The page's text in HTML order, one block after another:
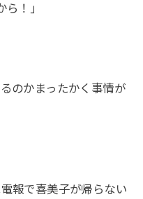
ら！｣
のかまったかく事情が
報で喜美子が帰らない